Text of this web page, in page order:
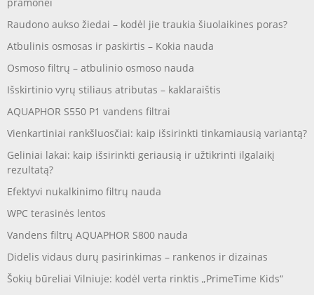
pramonei
Raudono aukso žiedai – kodėl jie traukia šiuolaikines poras?
Atbulinis osmosas ir paskirtis – Kokia nauda
Osmoso filtrų – atbulinio osmoso nauda
Išskirtinio vyrų stiliaus atributas – kaklaraištis
AQUAPHOR S550 P1 vandens filtrai
Vienkartiniai rankšluosčiai: kaip išsirinkti tinkamiausią variantą?
Geliniai lakai: kaip išsirinkti geriausią ir užtikrinti ilgalaikį
rezultatą?
Efektyvi nukalkinimo filtrų nauda
WPC terasinės lentos
Vandens filtrų AQUAPHOR S800 nauda
Didelis vidaus durų pasirinkimas – rankenos ir dizainas
Šokių būreliai Vilniuje: kodėl verta rinktis „PrimeTime Kids“